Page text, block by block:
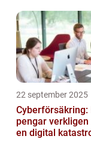
22 september 2025
Cyberförsäkring:
pengar
en digital